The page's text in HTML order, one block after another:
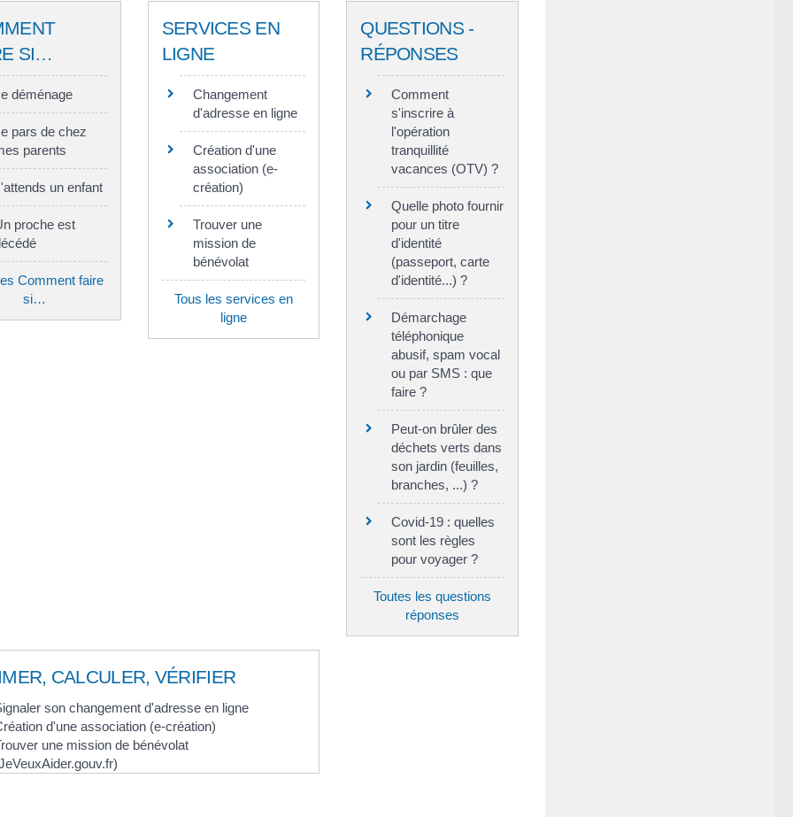
SI…
déménage
pars de chez
parents
un enfant
proche est
Comment faire
si…
SERVICES EN
LIGNE
Changement
d'adresse en ligne
Création d'une
association (e-
création)
Trouver une
mission de
bénévolat
Tous les services en
ligne
QUESTIONS -
RÉPONSES
Comment
s'inscrire à
l'opération
tranquillité
vacances (OTV) ?
Quelle photo fournir
pour un titre
d'identité
(passeport, carte
d'identité...) ?
Démarchage
téléphonique
abusif, spam vocal
ou par SMS : que
faire ?
Peut-on brûler des
déchets verts dans
son jardin (feuilles,
branches, ...) ?
Covid-19 : quelles
sont les règles
pour voyager ?
Toutes les questions
réponses
CALCULER, VÉRIFIER
son changement d'adresse en ligne
d'une association (e-création)
une mission de bénévolat